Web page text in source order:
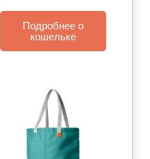
Подробнее о
кошельке